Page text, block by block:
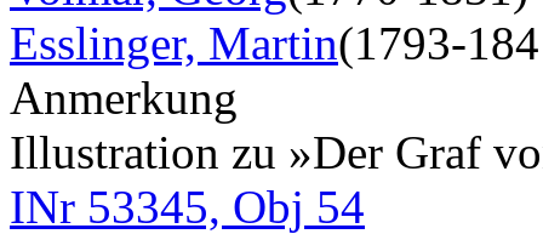
Esslinger, Martin(1793-
Anmerkung
Illustration zu »Der Graf
INr 53345, Obj 54